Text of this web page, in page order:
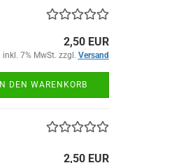
2,50 EUR
inkl. 7% MwSt. zzgl. Versand
IN DEN WARENKORB
2,50 EUR